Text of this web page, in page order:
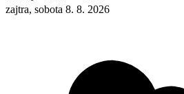
zajtra, sobota 8. 8. 2026